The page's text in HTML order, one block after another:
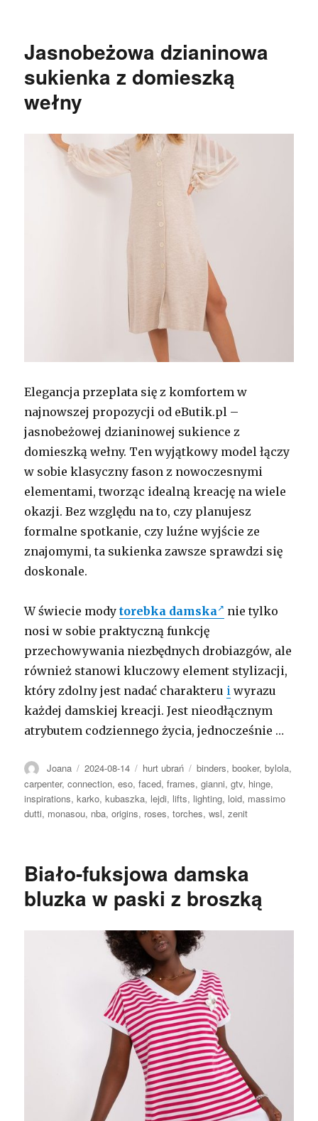
Jasnobeżowa dzianinowa
sukienka z domieszką
wełny
Elegancja przeplata się z komfortem w
najnowszej propozycji od eButik.pl –
jasnobeżowej dzianinowej sukience z
domieszką wełny. Ten wyjątkowy model łączy
w sobie klasyczny fason z nowoczesnymi
elementami, tworząc idealną kreację na wiele
okazji. Bez względu na to, czy planujesz
formalne spotkanie, czy luźne wyjście ze
znajomymi, ta sukienka zawsze sprawdzi się
doskonale.
W świecie modytorebka damska
nie tylko
nosi w sobie praktyczną funkcję
przechowywania niezbędnych drobiazgów, ale
również stanowi kluczowy element stylizacji,
który zdolny jest nadać charakteru i wyrazu
każdej damskiej kreacji. Jest nieodłącznym
atrybutem codziennego życia, jednocześnie …
Autor
Joana Opublikowano
2024-08-14 Kategorie
hurt ubrań Tagi
binders,booker,bylola,
carpenter,connection,eso,faced,frames,gianni,gtv, hinge,
inspirations,karko,kubaszka, lejdi, lifts, lighting, loid, massimo
dutti, monasou, nba,origins, roses,torches,wsl,zenit
Biało-fuksjowa damska
bluzka w paski z broszką